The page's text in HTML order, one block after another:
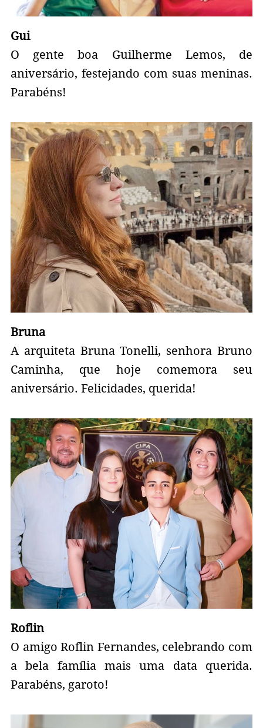
Gui
O gente boa Guilherme Lemos, de
aniversário, festejando com suas meninas.
Parabéns!
Bruna
A arquiteta Bruna Tonelli, senhora Bruno
Caminha, que hoje comemora seu
aniversário. Felicidades, querida!
Roflin
O amigo Roflin Fernandes, celebrando com
a bela família mais uma data querida.
Parabéns, garoto!